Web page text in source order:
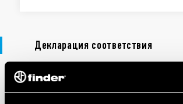
Декларация соответствия